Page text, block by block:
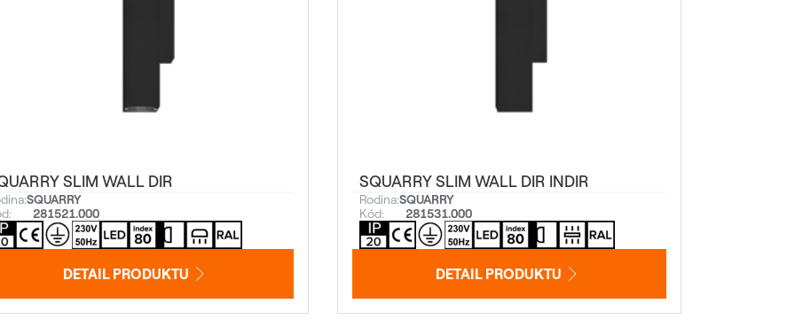
SLIM WALL DIR
SQUARRY
281521.000
DETAIL PRODUKTU
SQUARRY SLIM WALL DIR INDIR
Rodina:SQUARRY
Kód:
281531.000
DETAIL PRODUKTU